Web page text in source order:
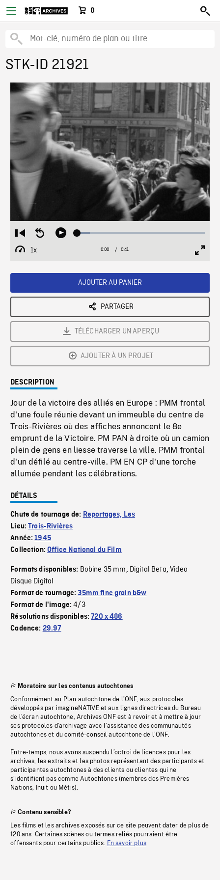
0
STK-ID 21921
Restart
from
beginning
Seek
Play Loaded:
1x
Playback
Current
0:00 / Duration
0:41
AJOUTER AU PANIER
PARTAGER
TÉLÉCHARGER UN APERÇU
AJOUTER À UN PROJET
DESCRIPTION
Jour de la victoire des alliés en Europe : PMM frontal
d'une foule réunie devant un immeuble du centre de
Trois-Rivières où des affiches annoncent le 8e
emprunt de la Victoire. PM PAN à droite où un camion
plein de gens en liesse traverse la ville. PMM frontal
d'un défilé au centre-ville. PM EN CP d'une torche
allumée pendant les célébrations.
DÉTAILS
Chute de tournage de: Reportages, Les
Lieu:Trois-Rivières
Année:1945
Collection:Office National du Film
Formats disponibles: Bobine 35 mm, Digital Beta,Video
Disque Digital
Format de tournage:35mm fine grain b&w
Format de l'image:4/3
Résolutions disponibles:720 x 486
Cadence: 29.97
Moratoire sur les contenus autochtones
Conformément au Plan autochtone de l’ONF, aux protocoles
développés par imagineNATIVE et aux lignes directrices du Bureau
de l’écran autochtone, Archives ONF est à revoir et à mettre à jour
ses protocoles d’archivage avec l’assistance des communautés
autochtones et du comité-conseil autochtone de l’ONF.
Entre-temps, nous avons suspendu l’octroi de licences pour les
archives, les extraits et les photos représentant des participants et
participantes autochtones à des clients ou clientes qui ne
s’identifient pas comme Autochtones (membres des Premières
Nations, Inuit ou Métis).
Contenu sensible?
Les films et les archives exposés sur ce site peuvent dater de plus de
120 ans. Certaines scènes ou termes reliés pourraient être
offensants pour certains publics. En savoir plus